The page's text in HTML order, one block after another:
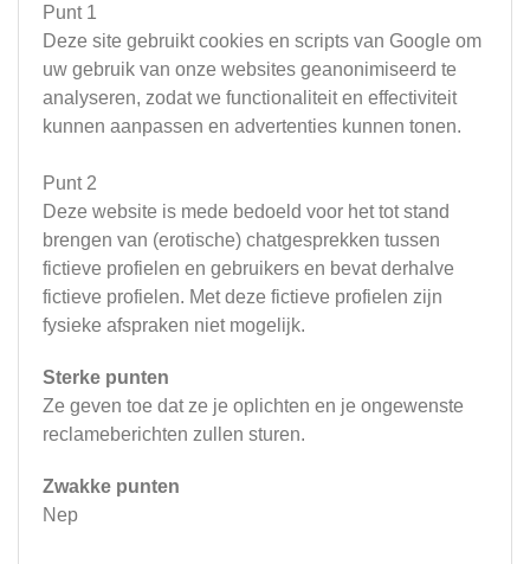
Punt 1
Deze site gebruikt cookies en scripts van Google om
uw gebruik van onze websites geanonimiseerd te
analyseren, zodat we functionaliteit en effectiviteit
kunnen aanpassen en advertenties kunnen tonen.
Punt 2
Deze website is mede bedoeld voor het tot stand
brengen van (erotische) chatgesprekken tussen
fictieve profielen en gebruikers en bevat derhalve
fictieve profielen. Met deze fictieve profielen zijn
fysieke afspraken niet mogelijk.
Sterke punten
Ze geven toe dat ze je oplichten en je ongewenste
reclameberichten zullen sturen.
Zwakke punten
Nep